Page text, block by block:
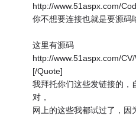
http://www.51aspx.com/
你不想要连接也就是要源码
这里有源码
http://www.51aspx.com/
[/Quote]
我拜托你们这些发链接的，
对，
网上的这些我都试过了，因